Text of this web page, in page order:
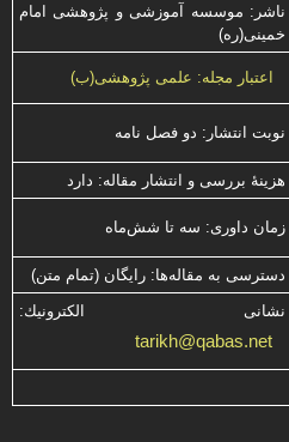
ناشر: موسسه آموزشی و پژوهشی امام
خمینی(ره)
اعتبار مجله: علمی پژوهشی(ب)
نوبت انتشار: دو فصل نامه
هزینۀ بررسی و انتشار مقاله: دارد
زمان داوری: سه تا شش‌ماه
دسترسی به مقاله‌ها: رایگان (تمام متن)
نشانی الكترونیك:
tarikh@qabas.net